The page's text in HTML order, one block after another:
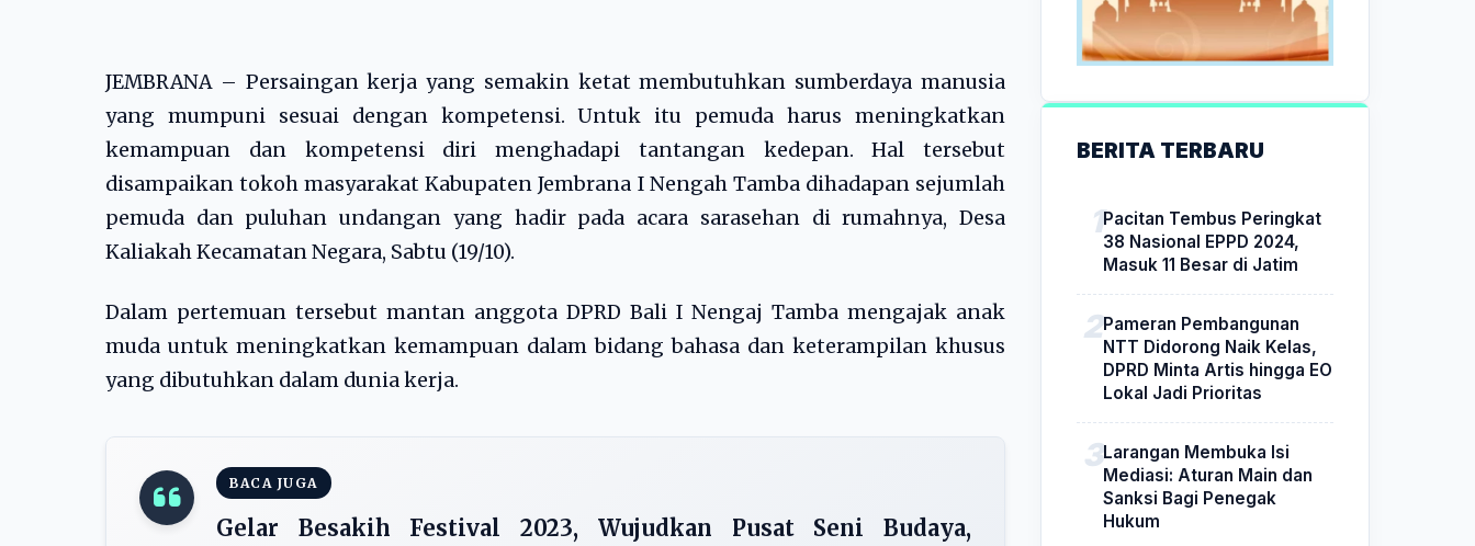
JEMBRANA – Persaingan kerja yang semakin ketat membutuhkan sumberdaya manusia
yang mumpuni sesuai dengan kompetensi. Untuk itu pemuda harus meningkatkan
kemampuan dan kompetensi diri menghadapi tantangan kedepan. Hal tersebut
disampaikan tokoh masyarakat Kabupaten Jembrana I Nengah Tamba dihadapan sejumlah
pemuda dan puluhan undangan yang hadir pada acara sarasehan di rumahnya, Desa
Kaliakah Kecamatan Negara, Sabtu (19/10).
Dalam pertemuan tersebut mantan anggota DPRD Bali I Nengaj Tamba mengajak anak
muda untuk meningkatkan kemampuan dalam bidang bahasa dan keterampilan khusus
yang dibutuhkan dalam dunia kerja.
BACA JUGA
Gelar Besakih Festival 2023, Wujudkan Pusat Seni Budaya,
BERITA TERBARU
Pacitan Tembus Peringkat
38 Nasional EPPD 2024,
Masuk 11 Besar di Jatim
Pameran Pembangunan
NTT Didorong Naik Kelas,
DPRD Minta Artis hingga EO
Lokal Jadi Prioritas
Larangan Membuka Isi
Mediasi: Aturan Main dan
Sanksi Bagi Penegak
Hukum